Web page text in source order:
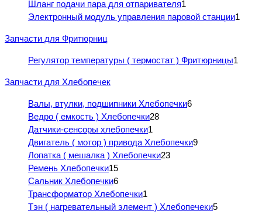
Шланг подачи пара для отпаривателя1
Электронный модуль управления паровой станции1
Запчасти для Фритюрниц
Регулятор температуры ( термостат ) Фритюрницы1
Запчасти для Хлебопечек
Валы, втулки, подшипники Хлебопечки6
Ведро ( емкость ) Хлебопечки28
Датчики-сенсоры хлебопечки1
Двигатель ( мотор ) привода Хлебопечки9
Лопатка ( мешалка ) Хлебопечки23
Ремень Хлебопечки15
Сальник Хлебопечки6
Трансформатор Хлебопечки1
Тэн ( нагревательный элемент ) Хлебопечеки5